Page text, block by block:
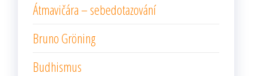
Átmavičára – sebedotazování
Bruno Gröning
Budhismus